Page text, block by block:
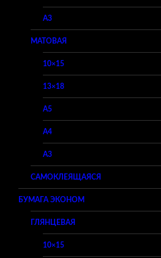
A3
МАТОВАЯ
10×15
13×18
A5
A4
A3
САМОКЛЕЯЩАЯСЯ
БУМАГА ЭКОНОМ
ГЛЯНЦЕВАЯ
10×15